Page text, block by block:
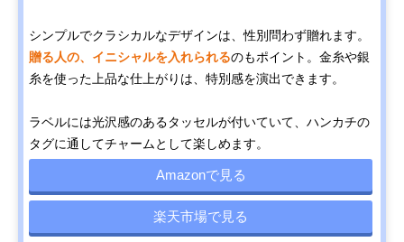
シンプルでクラシカルなデザインは、性別問わず贈れます。
贈る人の、イニシャルを入れられるのもポイント。金糸や銀
糸を使った上品な仕上がりは、特別感を演出できます。
ラベルには光沢感のあるタッセルが付いていて、ハンカチの
タグに通してチャームとして楽しめます。
Amazonで見る
楽天市場で見る